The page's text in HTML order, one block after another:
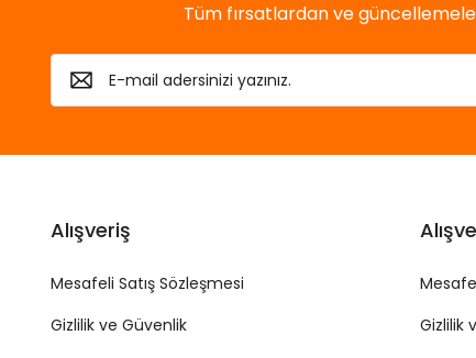
Tüm fırsatlardan ve
Alışveriş
Mesafeli Satış Sözleşmesi
Gizlilik ve Güvenlik
Gizlilik